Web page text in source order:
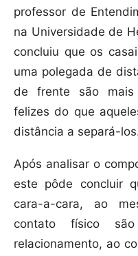
professor de
na Universidade de
concluiu que os
uma polegada de
de frente são mais
felizes do que
distância a separá-
Após analisar o
este pôde concluir
cara-a-cara, ao
contato físico
relacionamento, ao